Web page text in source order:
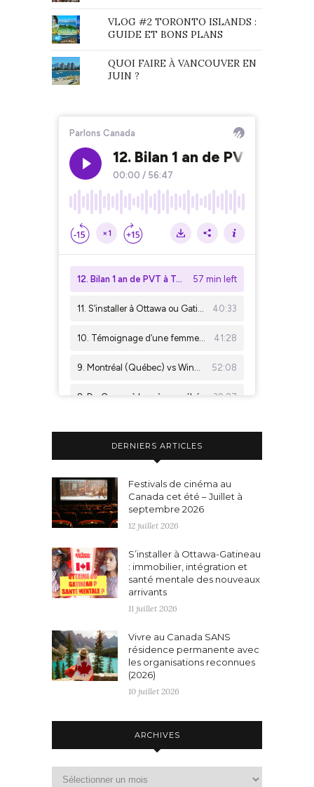
VLOG #2 TORONTO ISLANDS :
GUIDE ET BONS PLANS
QUOI FAIRE À VANCOUVER EN
JUIN ?
DERNIERS ARTICLES
Festivals de cinéma au
Canada cet été – Juillet à
septembre 2026
12 juillet 2026
S’installer à Ottawa-Gatineau
: immobilier, intégration et
santé mentale des nouveaux
arrivants
11 juillet 2026
Vivre au Canada SANS
résidence permanente avec
les organisations reconnues
(2026)
10 juillet 2026
ARCHIVES